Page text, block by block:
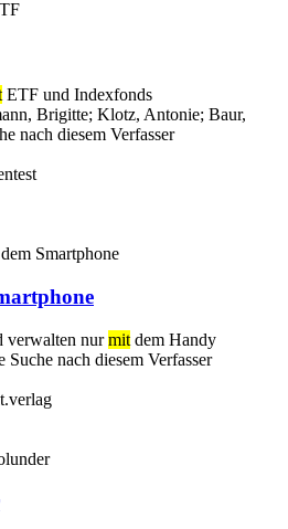
ETF und Indexfonds
Brigitte; Klotz, Antonie; Baur,
nach diesem Verfasser
verwalten nurmit dem Handy
Suche nach diesem Verfasser